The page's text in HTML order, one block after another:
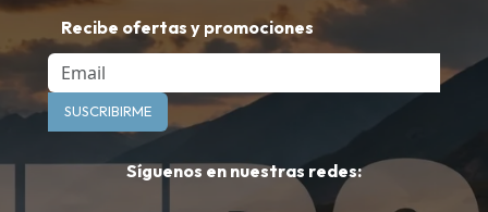
Recibe ofertas y promociones
Email
SUSCRIBIRME
Síguenos en nuestras redes: